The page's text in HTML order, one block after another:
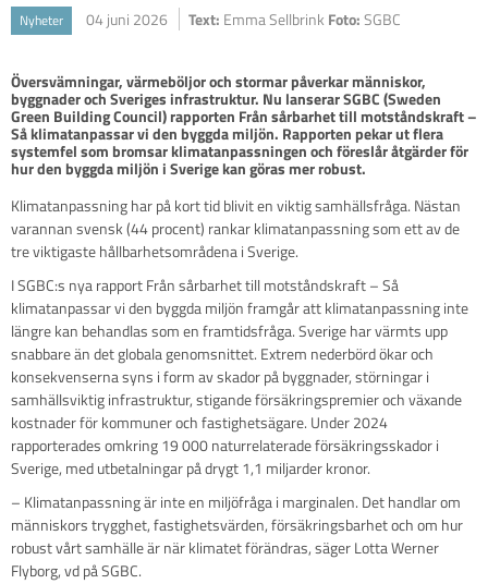
Nyheter 04 juni 2026 Text: Emma Sellbrink Foto:SGBC
Översvämningar, värmeböljor och stormar påverkar människor,
byggnader och Sveriges infrastruktur. Nu lanserar SGBC (Sweden
Green Building Council) rapporten Från sårbarhet till motståndskraft –
Så klimatanpassar vi den byggda miljön. Rapporten pekar ut flera
systemfel som bromsar klimatanpassningen och föreslår åtgärder för
hur den byggda miljön i Sverige kan göras mer robust.
Klimatanpassning har på kort tid blivit en viktig samhällsfråga. Nästan
varannan svensk (44 procent) rankar klimatanpassning som ett av de
tre viktigaste hållbarhetsområdena i Sverige.
I SGBC:s nya rapport Från sårbarhet till motståndskraft – Så
klimatanpassar vi den byggda miljön framgår att klimatanpassning inte
längre kan behandlas som en framtidsfråga. Sverige har värmts upp
snabbare än det globala genomsnittet. Extrem nederbörd ökar och
konsekvenserna syns i form av skador på byggnader, störningar i
samhällsviktig infrastruktur, stigande försäkringspremier och växande
kostnader för kommuner och fastighetsägare. Under 2024
rapporterades omkring 19 000 naturrelaterade försäkringsskador i
Sverige, med utbetalningar på drygt 1,1 miljarder kronor.
– Klimatanpassning är inte en miljöfråga i marginalen. Det handlar om
människors trygghet, fastighetsvärden, försäkringsbarhet och om hur
robust vårt samhälle är när klimatet förändras, säger Lotta Werner
Flyborg, vd på SGBC.